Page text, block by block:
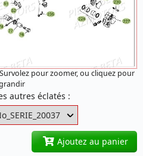
pour zoomer, ou cliquez pour
autres éclatés :
Ajoutez au panier